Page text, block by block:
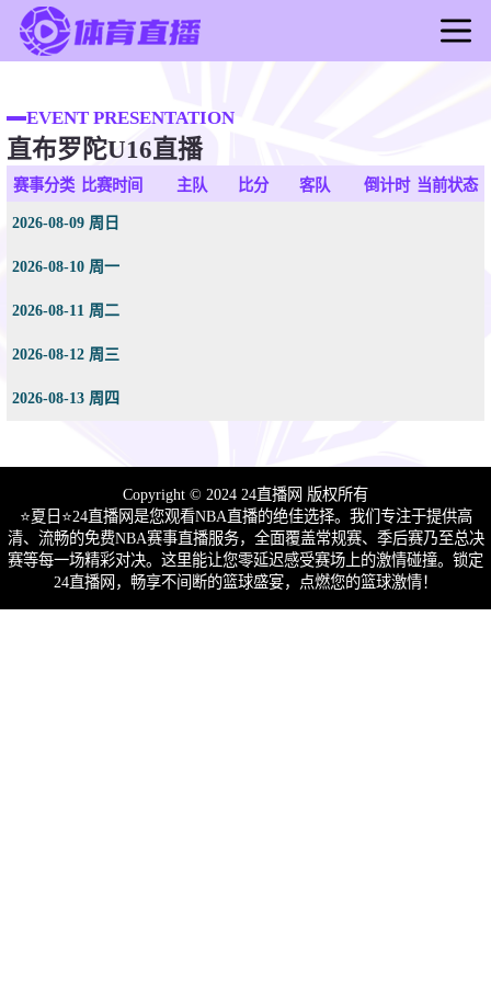
足球直播
篮球直播
足球录像
篮球新闻
EVENT PRESENTATION
直布罗陀U16直播
赛事分类 比赛时间 主队 比分 客队 倒计时 当前状态
2026-08-09 周日
2026-08-10 周一
2026-08-11 周二
2026-08-12 周三
2026-08-13 周四
Copyright © 2024 24直播网 版权所有
⭐️夏日⭐24直播网是您观看NBA直播的绝佳选择。我们专注于提供高
清、流畅的免费NBA赛事直播服务，全面覆盖常规赛、季后赛乃至总决
赛等每一场精彩对决。这里能让您零延迟感受赛场上的激情碰撞。锁定
24直播网，畅享不间断的篮球盛宴，点燃您的篮球激情！